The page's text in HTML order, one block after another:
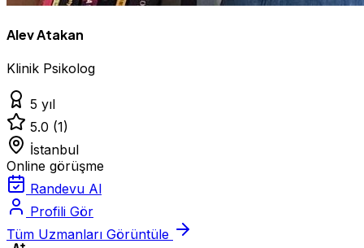
Alev Atakan
Klinik Psikolog
5 yıl
5.0 (1)
İstanbul
Online görüşme
Randevu Al
Profili Gör
Tüm Uzmanları Görüntüle